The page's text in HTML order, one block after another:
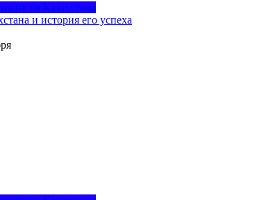
Казахстана
и история его успеха